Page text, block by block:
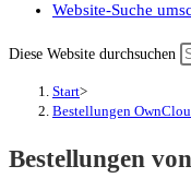
Website-Suche
Diese Website durchsuchen
Start>
Bestellungen
Bestellungen